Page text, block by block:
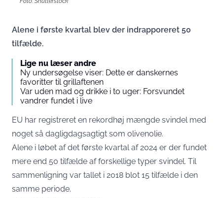
Alene i første kvartal blev der indrapporeret 50
tilfælde.
Lige nu læser andre
Ny undersøgelse viser: Dette er danskernes
favoritter til grillaftenen
Var uden mad og drikke i to uger: Forsvundet
vandrer fundet i live
EU har registreret en rekordhøj mængde svindel med
noget så dagligdagsagtigt som olivenolie.
Alene i løbet af det første kvartal af 2024 er der fundet
mere end 50 tilfælde af forskellige typer svindel. Til
sammenligning var tallet i 2018 blot 15 tilfælde i den
samme periode.